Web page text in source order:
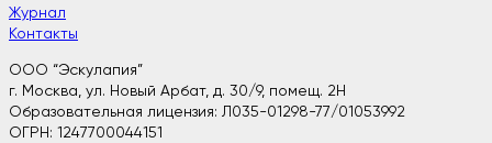
Журнал
Контакты
ООО “Эскулапия”
г. Москва, ул. Новый Арбат, д. 30/9, помещ. 2H
Образовательная лицензия: Л035-01298-77/01053992
ОГРН: 1247700044151